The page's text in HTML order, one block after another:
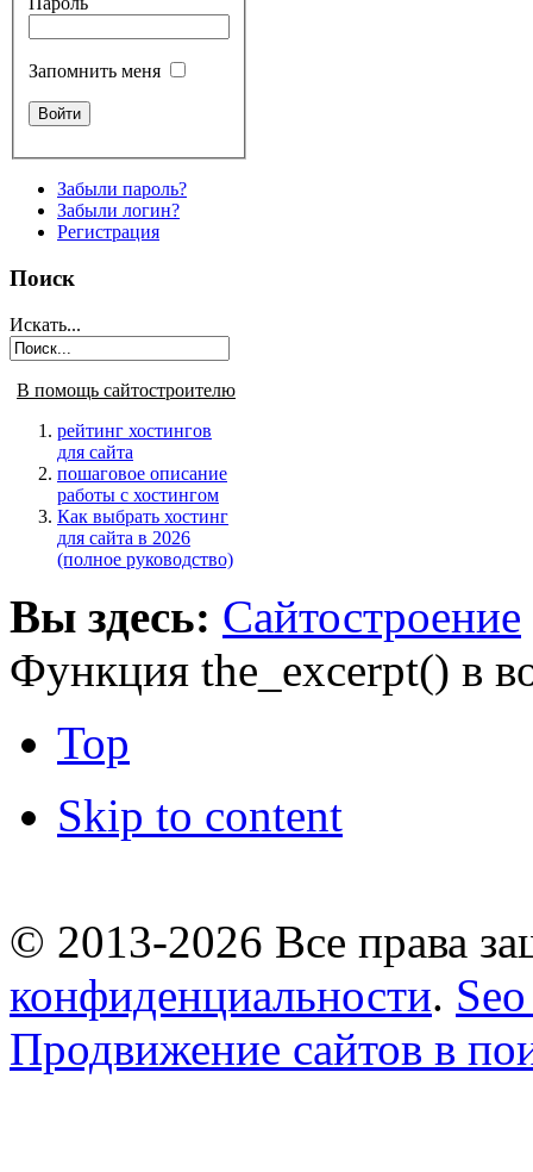
Запомнить меня
Забыли пароль?
Забыли логин?
Регистрация
Поиск
Искать...
В помощь сайтостроителю
рейтинг хостингов
для сайта
пошаговое описание
работы с хостингом
Как выбрать хостинг
для сайта в 2026
(полное руководство)
Вы здесь: Сайтостроение
Функция the_excerpt() в
Top
Skip to content
© 2013-2026 Все права
конфиденциальности.
Продвижение сайтов в